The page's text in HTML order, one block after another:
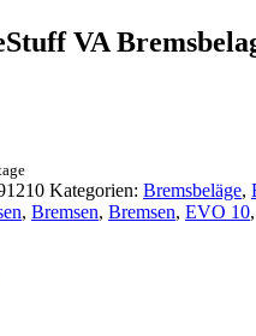
VA
Kategorien: Bremsbeläge,
, Bremsen, Bremsen, EVO 10,